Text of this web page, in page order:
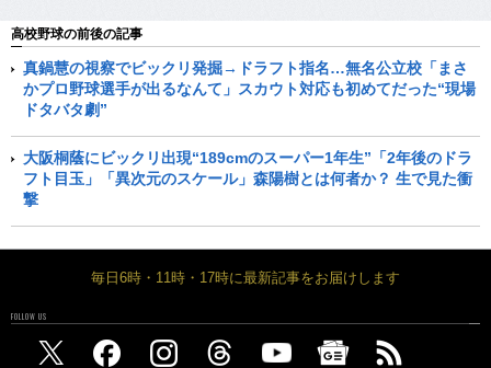
高校野球の前後の記事
真鍋慧の視察でビックリ発掘→ドラフト指名…無名公立校「まさ
かプロ野球選手が出るなんて」スカウト対応も初めてだった“現場
ドタバタ劇”
大阪桐蔭にビックリ出現“189cmのスーパー1年生”「2年後のドラ
フト目玉」「異次元のスケール」森陽樹とは何者か？ 生で見た衝
撃
毎日6時・11時・17時に最新記事をお届けします
FOLLOW US